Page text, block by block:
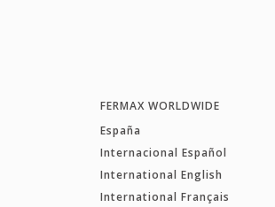
FERMAX WORLDWIDE
España
Internacional Español
International English
International Français